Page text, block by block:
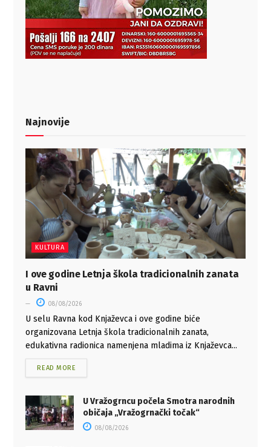
Najnovije
KULTURA
I ove godine Letnja škola tradicionalnih zanata
u Ravni
08/08/2026
U selu Ravna kod Knjaževca i ove godine biće
organizovana Letnja škola tradicionalnih zanata,
edukativna radionica namenjena mladima iz Knjaževca...
READ MORE
U Vražogrncu počela Smotra narodnih
običaja „Vražogrnački točak“
08/08/2026